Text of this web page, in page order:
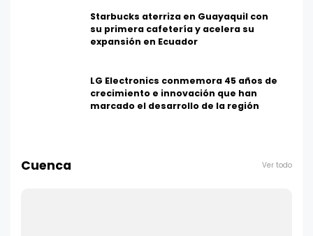
Starbucks aterriza en Guayaquil con
su primera cafetería y acelera su
expansión en Ecuador
LG Electronics conmemora 45 años de
crecimiento e innovación que han
marcado el desarrollo de la región
Cuenca Ver todo